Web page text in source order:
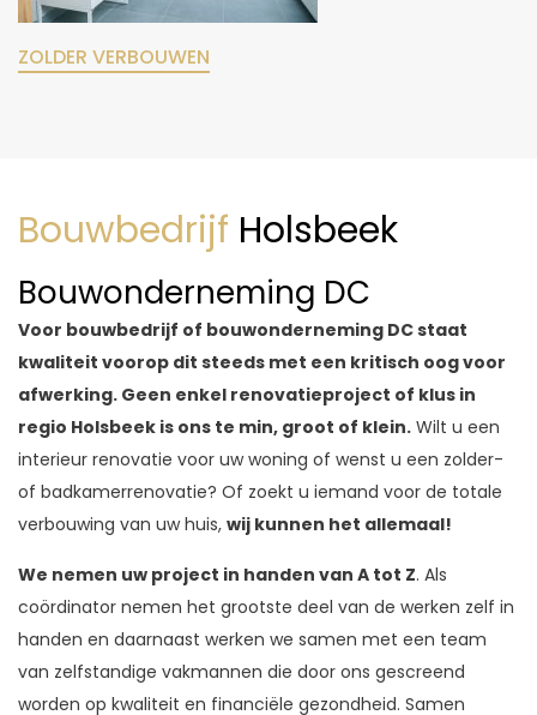
ZOLDER VERBOUWEN
Bouwbedrijf Holsbeek
Bouwonderneming DC
Voor bouwbedrijf of bouwonderneming DC staat
kwaliteit voorop dit steeds met een kritisch oog voor
afwerking. Geen enkel renovatieproject of klus in
regio Holsbeek is ons te min, groot of klein. Wilt u een
interieur renovatie voor uw woning of wenst u een zolder-
of badkamerrenovatie? Of zoekt u iemand voor de totale
verbouwing van uw huis, wij kunnen het allemaal!
We nemen uw project in handen van A tot Z. Als
coördinator nemen het grootste deel van de werken zelf in
handen en daarnaast werken we samen met een team
van zelfstandige vakmannen die door ons gescreend
worden op kwaliteit en financiële gezondheid. Samen